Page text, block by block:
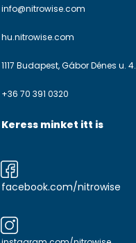
info@nitrowise.com
hu.nitrowise.com
1117 Budapest, Gábor Dénes u. 4.
+36 70 391 0320
Keress minket itt is
facebook.com/nitrowise